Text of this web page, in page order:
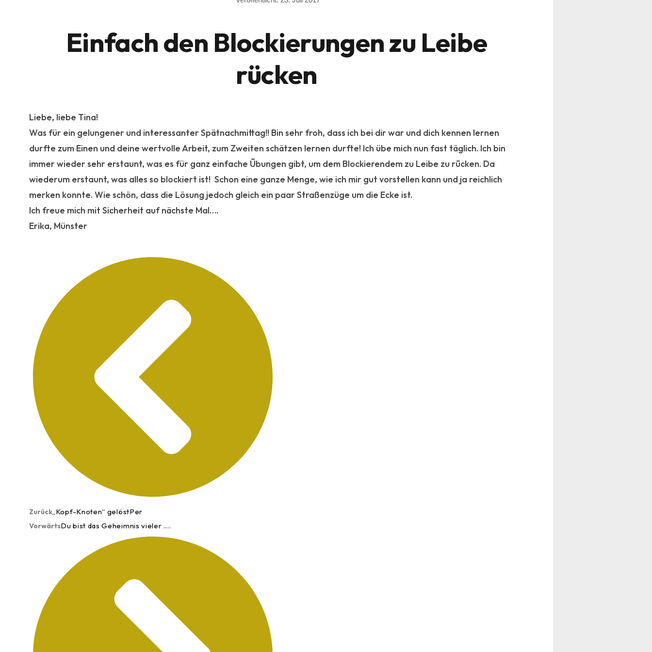
Einfach den Blockierungen zu Leibe
rücken
Liebe, liebe Tina!
Was für ein gelungener und interessanter Spätnachmittag!! Bin sehr froh, dass ich bei dir war und dich kennen lernen
durfte zum Einen und deine wertvolle Arbeit, zum Zweiten schätzen lernen durfte! Ich übe mich nun fast täglich. Ich bin
immer wieder sehr erstaunt, was es für ganz einfache Ūbungen gibt, um dem Blockierendem zu Leibe zu rūcken. Da
wiederum erstaunt, was alles so blockiert ist! Schon eine ganze Menge, wie ich mir gut vorstellen kann und ja reichlich
merken konnte. Wie schön, dass die Lösung jedoch gleich ein paar Straßenzüge um die Ecke ist.
Ich freue mich mit Sicherheit auf nächste Mal….
Erika, Münster
Zurück„Kopf-Knoten“ gelöstPer
VorwärtsDu bist das Geheimnis vieler ….